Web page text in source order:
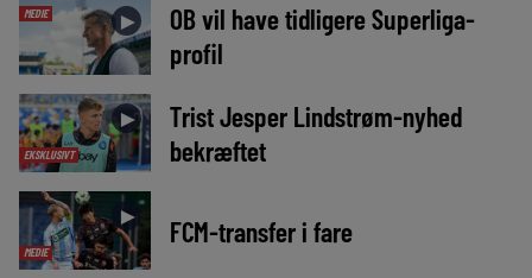
MEDIE ►
OB vil have tidligere Superliga-
profil
EKSKLUSIVT
►
Trist Jesper Lindstrøm-nyhed
bekræftet
MEDIE
► FCM-transfer i fare